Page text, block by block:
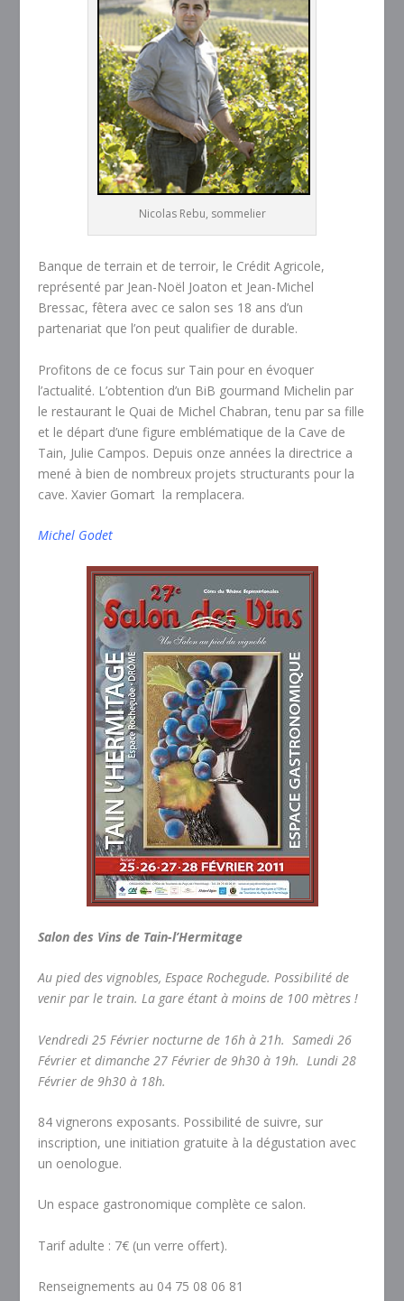
Nicolas Rebu, sommelier
Banque de terrain et de terroir, le Crédit Agricole,
représenté par Jean-Noël Joaton et Jean-Michel
Bressac, fêtera avec ce salon ses 18 ans d’un
partenariat que l’on peut qualifier de durable.
Profitons de ce focus sur Tain pour en évoquer
l’actualité. L’obtention d’un BiB gourmand Michelin par
le restaurant le Quai de Michel Chabran, tenu par sa fille
et le départ d’une figure emblématique de la Cave de
Tain, Julie Campos. Depuis onze années la directrice a
mené à bien de nombreux projets structurants pour la
cave. Xavier Gomart la remplacera.
Michel Godet
Salon des Vins de Tain-l’Hermitage
Au pied des vignobles, Espace Rochegude. Possibilité de
venir par le train. La gare étant à moins de 100 mètres !
Vendredi 25 Février nocturne de 16h à 21h. Samedi 26
Février et dimanche 27 Février de 9h30 à 19h. Lundi 28
Février de 9h30 à 18h.
84 vignerons exposants. Possibilité de suivre, sur
inscription, une initiation gratuite à la dégustation avec
un oenologue.
Un espace gastronomique complète ce salon.
Tarif adulte : 7€ (un verre offert).
Renseignements au 04 75 08 06 81